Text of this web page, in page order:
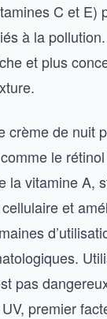
C et E)
à la
et plus
crème de nuit
le
la vitamine A,
et
pas
premier